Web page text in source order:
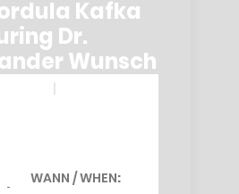
Kafka
Dr.
Wunsch
WANN / WHEN: